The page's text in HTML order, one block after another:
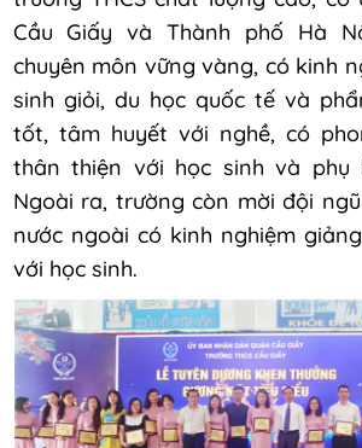
Cầu Giấy và Thành phố Hà
chuyên môn vững vàng, có kinh
sinh giỏi, du học quốc tế và
tốt, tâm huyết với nghề, có
thân thiện với học sinh và phụ
Ngoài ra, trường còn mời đội
nước ngoài có kinh nghiệm
với học sinh.